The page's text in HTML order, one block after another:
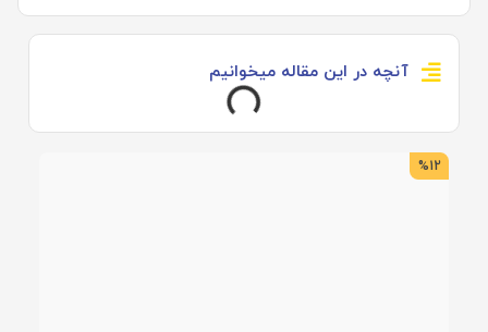
آنچه در این مقاله میخوانیم
%12